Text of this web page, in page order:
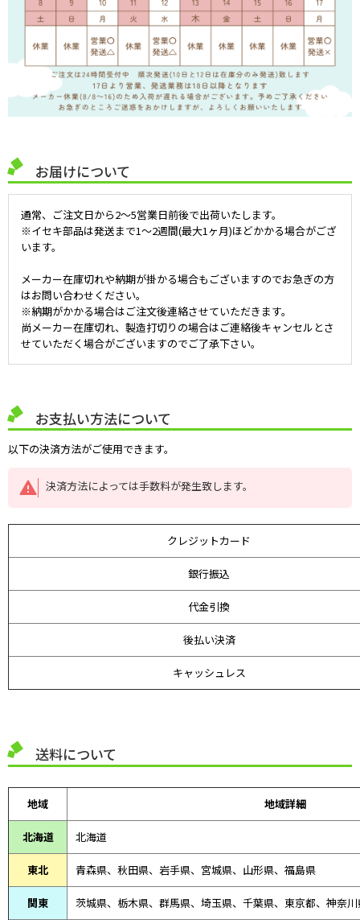
お届けについて
通常、ご注文日から2～5営業日前後で出荷いたします。
※イセキ部品は発送まで1～2週間(最大1ヶ月)ほどかかる場合がござ
います。
メーカー在庫切れや納期が掛かる場合もございますのでお急ぎの方
はお問い合わせください。
※納期がかかる場合はご注文後連絡させていただきます。
尚メーカー在庫切れ、製造打切りの場合はご連絡後キャンセルとさ
せていただく場合がございますのでご了承下さい。
お支払い方法について
以下の決済方法がご使用できます。
決済方法によっては手数料が発生致します。
クレジットカード
銀行振込
代金引換
後払い決済
キャッシュレス
送料について
地域 地域詳細
北海道 北海道
東北 青森県、 秋田県、 岩手県、宮城県、山形県、福島県
関東 茨城県、栃木県、群馬県、埼玉県、千葉県、東京都、神奈